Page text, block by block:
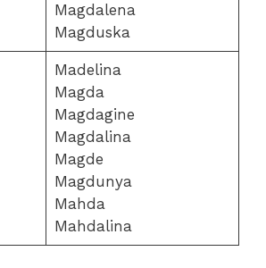
Magdalena
Magduska
Madelina
Magda
Magdagine
Magdalina
Magde
Magdunya
Mahda
Mahdalina